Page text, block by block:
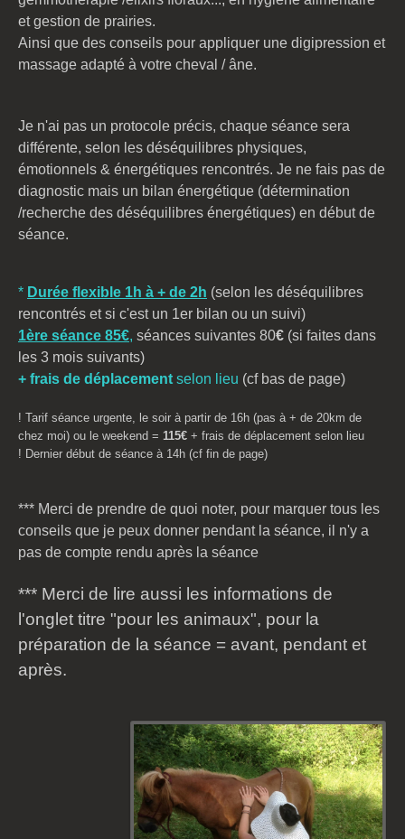
et gestion de prairies.
Ainsi que des conseils pour appliquer une digipression et
massage adapté à votre cheval / âne.
Je n'ai pas un protocole précis, chaque séance sera
différente, selon les déséquilibres physiques,
émotionnels & énergétiques rencontrés. Je ne fais pas de
diagnostic mais un bilan énergétique (détermination
/recherche des déséquilibres énergétiques) en début de
séance.
* Durée flexible 1h à + de 2h (selon les déséquilibres
rencontrés et si c'est un 1er bilan ou un suivi)
1ère séance 85€, séances suivantes 80€ (si faites dans
les 3 mois suivants)
+ frais de déplacement selon lieu (cf bas de page)
! Tarif séance urgente, le soir à partir de 16h (pas à + de 20km de
chez moi) ou le weekend = 115€ + frais de déplacement selon lieu
! Dernier début de séance à 14h (cf fin de page)
*** Merci de prendre de quoi noter, pour marquer tous les
conseils que je peux donner pendant la séance, il n'y a
pas de compte rendu après la séance
*** Merci de lire aussi les informations de
l'onglet titre "pour les animaux", pour la
préparation de la séance = avant, pendant et
après.